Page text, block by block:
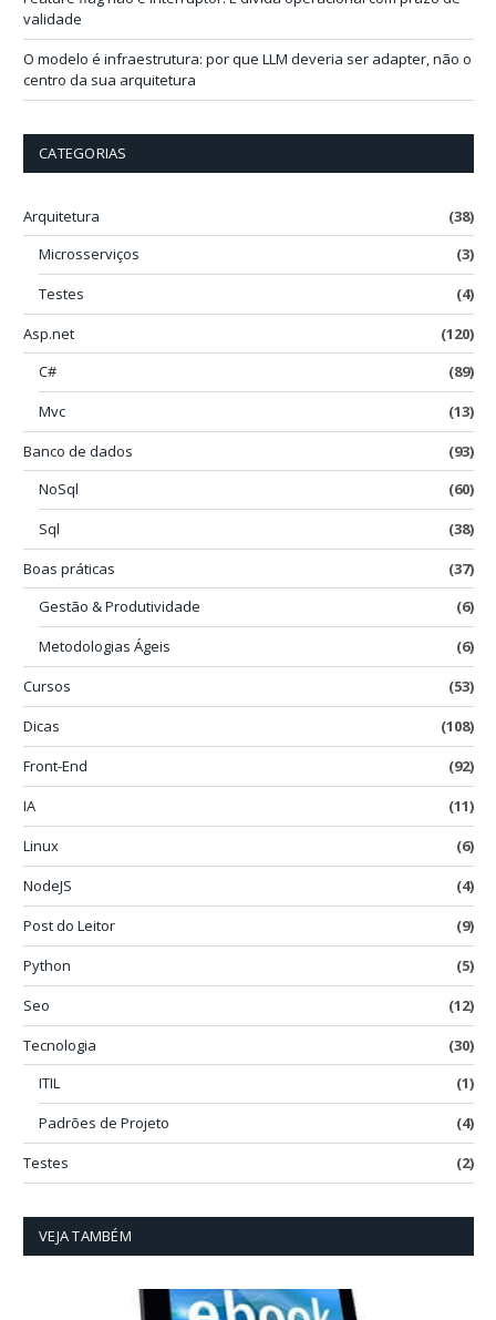
validade
O modelo é infraestrutura: por que LLM deveria ser adapter, não o
centro da sua arquitetura
CATEGORIAS
Arquitetura
(38)
Microsserviços
(3)
Testes
(4)
Asp.net
(120)
C#
(89)
Mvc
(13)
Banco de dados
(93)
NoSql
(60)
Sql
(38)
Boas práticas
(37)
Gestão & Produtividade
(6)
Metodologias Ágeis
(6)
Cursos
(53)
Dicas
(108)
Front-End
(92)
IA
(11)
Linux
(6)
NodeJS
(4)
Post do Leitor
(9)
Python
(5)
Seo
(12)
Tecnologia
(30)
ITIL
(1)
Padrões de Projeto
(4)
Testes
(2)
VEJA TAMBÉM